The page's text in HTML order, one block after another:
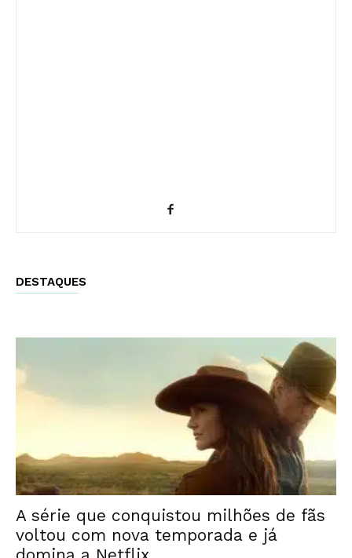
DESTAQUES
A série que conquistou milhões de fãs
voltou com nova temporada e já